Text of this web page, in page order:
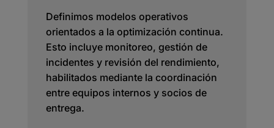
Definimos modelos operativos
orientados a la optimización continua.
Esto incluye monitoreo, gestión de
incidentes y revisión del rendimiento,
habilitados mediante la coordinación
entre equipos internos y socios de
entrega.